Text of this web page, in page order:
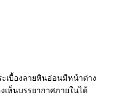
เบื้องลายหินอ่อนมีหน้าต่าง
เห็นบรรยากาศภายในได้